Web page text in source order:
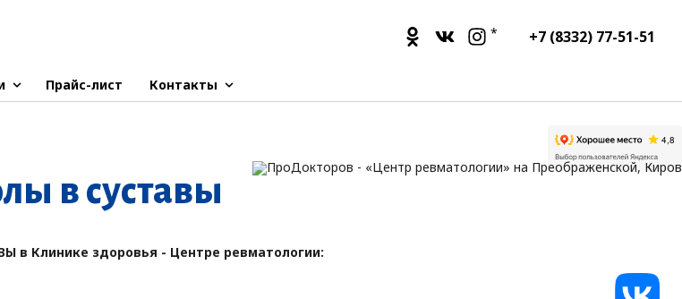
Прайс-лист Контакты
* +7 (8332) 77-51-51
в сус­та­вы
в Клинике здоровья - Центре ревматологии: